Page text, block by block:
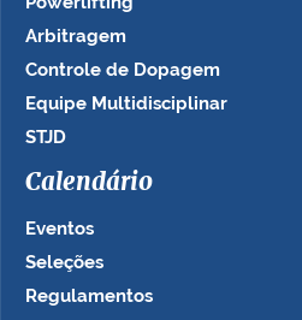
Arbitragem
Controle de Dopagem
Equipe Multidisciplinar
STJD
Calendário
Eventos
Seleções
Regulamentos